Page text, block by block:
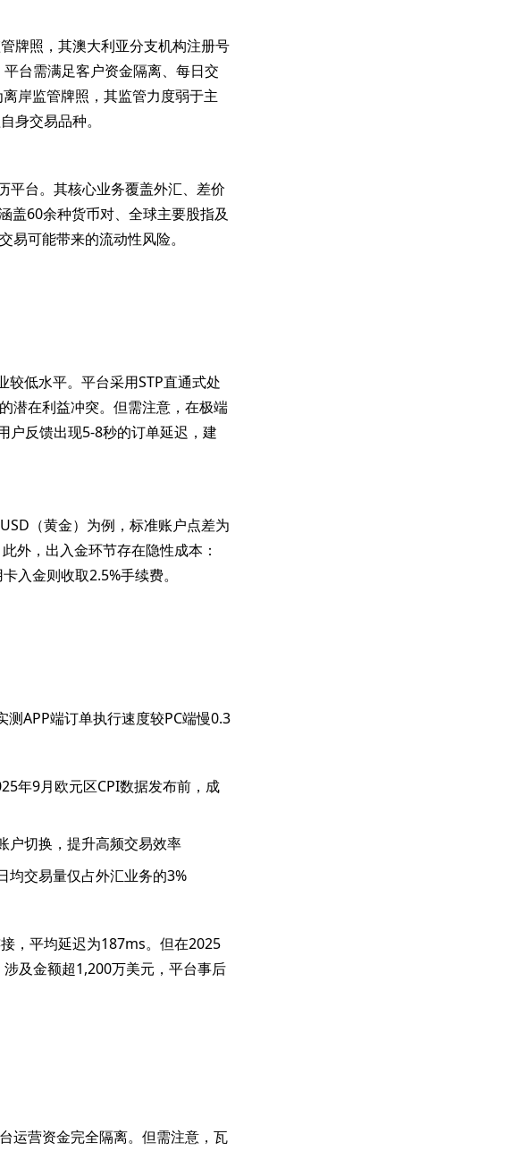
牌照，其澳大利亚分支机构注册号
台需满足客户资金隔离、每日交
岸监管牌照，其监管力度弱于主
身交易品种。
平台。其核心业务覆盖外汇、差价
盖60余种货币对、全球主要股指及
可能带来的流动性风险。
较低水平。平台采用STP直通式处
潜在利益冲突。但需注意，在极端
户反馈出现5-8秒的订单延迟，建
（黄金）为例，标准账户点差为
外，出入金环节存在隐性成本：
入金则收取2.5%手续费。
APP端订单执行速度较PC端慢0.3
年9月欧元区CPI数据发布前，成
户切换，提升高频交易效率
均交易量仅占外汇业务的3%
，平均延迟为187ms。但在2025
及金额超1,200万美元，平台事后
运营资金完全隔离。但需注意，瓦